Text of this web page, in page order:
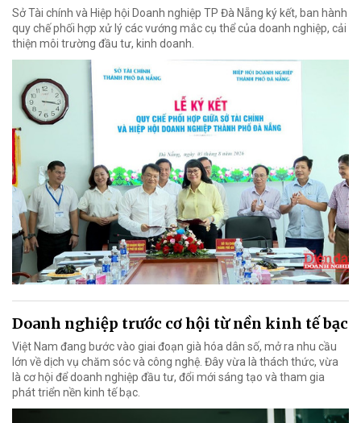
Sở Tài chính và Hiệp hội Doanh nghiệp TP Đà Nẵng ký kết, ban hành
quy chế phối hợp xử lý các vướng mắc cụ thể của doanh nghiệp, cải
thiện môi trường đầu tư, kinh doanh.
Doanh nghiệp trước cơ hội từ nền kinh tế bạc
Việt Nam đang bước vào giai đoạn già hóa dân số, mở ra nhu cầu
lớn về dịch vụ chăm sóc và công nghệ. Đây vừa là thách thức, vừa
là cơ hội để doanh nghiệp đầu tư, đổi mới sáng tạo và tham gia
phát triển nền kinh tế bạc.